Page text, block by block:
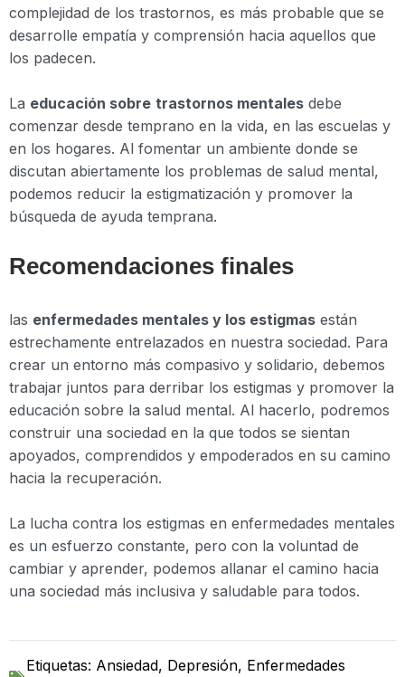
complejidad de los trastornos, es más probable que se
desarrolle empatía y comprensión hacia aquellos que
los padecen.
La educación sobre trastornos mentales debe
comenzar desde temprano en la vida, en las escuelas y
en los hogares. Al fomentar un ambiente donde se
discutan abiertamente los problemas de salud mental,
podemos reducir la estigmatización y promover la
búsqueda de ayuda temprana.
Recomendaciones finales
las enfermedades mentales y los estigmas están
estrechamente entrelazados en nuestra sociedad. Para
crear un entorno más compasivo y solidario, debemos
trabajar juntos para derribar los estigmas y promover la
educación sobre la salud mental. Al hacerlo, podremos
construir una sociedad en la que todos se sientan
apoyados, comprendidos y empoderados en su camino
hacia la recuperación.
La lucha contra los estigmas en enfermedades mentales
es un esfuerzo constante, pero con la voluntad de
cambiar y aprender, podemos allanar el camino hacia
una sociedad más inclusiva y saludable para todos.
Etiquetas: Ansiedad, Depresión, Enfermedades